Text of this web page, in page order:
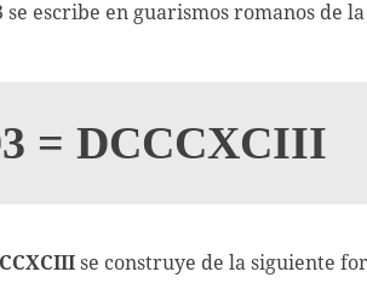
se escribe en guarismos romanos de
= DCCCXCIII
se construye de la siguiente